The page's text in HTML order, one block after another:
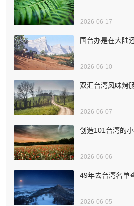
2026-06-17
国台办是在大陆
2026-06-10
双汇台湾风味烤
2026-06-07
创造101台湾的
2026-06-06
49年去台湾名单
2026-06-05